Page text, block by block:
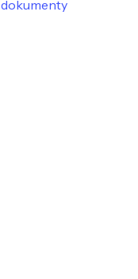
dokumenty